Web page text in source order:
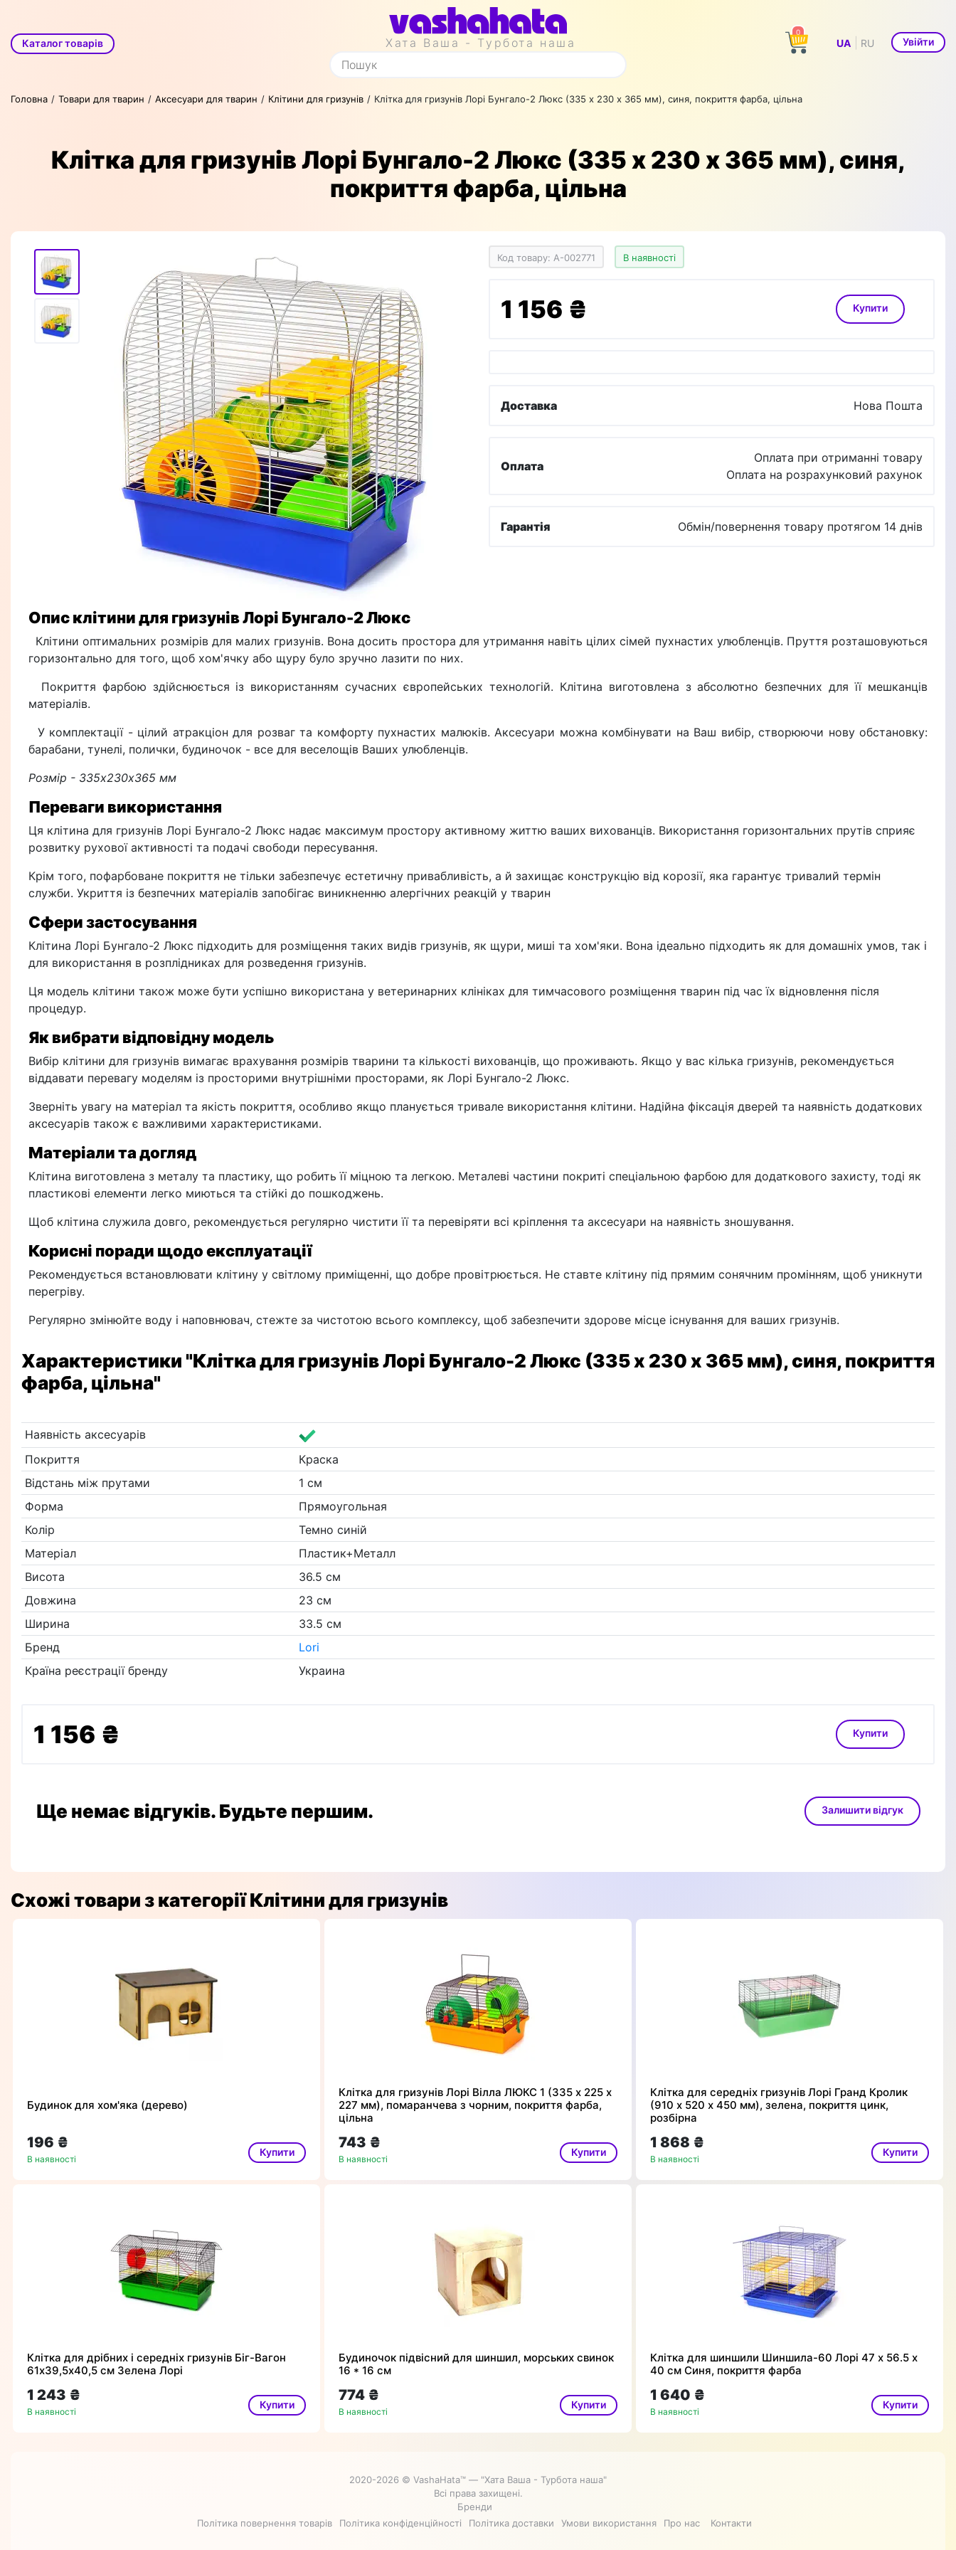
Каталог товарів Хата Ваша - Турбота наша
0
UA RU Увійти
Головна Товари для тварин Аксесуари для тварин Клітини для гризунів Клітка для гризунів Лорі Бунгало-2 Люкс (335 х 230 х 365 мм), синя, покриття фарба, цільна
Клітка для гризунів Лорі Бунгало-2 Люкс (335 х 230 х 365 мм), синя,
покриття фарба, цільна
Код товару: A-002771 В наявності
1 156 ₴ Купити
Доставка Нова Пошта
Оплата
Оплата при отриманні товару
Оплата на розрахунковий рахунок
Гарантія Обмін/повернення товару протягом 14 днів
Опис клітини для гризунів Лорі Бунгало-2 Люкс
Клітини оптимальних розмірів для малих гризунів. Вона досить простора для утримання навіть цілих сімей пухнастих улюбленців. Пруття розташовуються
горизонтально для того, щоб хом'ячку або щуру було зручно лазити по них.
Покриття фарбою здійснюється із використанням сучасних європейських технологій. Клітина виготовлена з абсолютно безпечних для її мешканців
матеріалів.
У комплектації - цілий атракціон для розваг та комфорту пухнастих малюків. Аксесуари можна комбінувати на Ваш вибір, створюючи нову обстановку:
барабани, тунелі, полички, будиночок - все для веселощів Ваших улюбленців.
Розмір - 335х230х365 мм
Переваги використання
Ця клітина для гризунів Лорі Бунгало-2 Люкс надає максимум простору активному життю ваших вихованців. Використання горизонтальних прутів сприяє
розвитку рухової активності та подачі свободи пересування.
Крім того, пофарбоване покриття не тільки забезпечує естетичну привабливість, а й захищає конструкцію від корозії, яка гарантує тривалий термін
служби. Укриття із безпечних матеріалів запобігає виникненню алергічних реакцій у тварин
Сфери застосування
Клітина Лорі Бунгало-2 Люкс підходить для розміщення таких видів гризунів, як щури, миші та хом'яки. Вона ідеально підходить як для домашніх умов, так і
для використання в розплідниках для розведення гризунів.
Ця модель клітини також може бути успішно використана у ветеринарних клініках для тимчасового розміщення тварин під час їх відновлення після
процедур.
Як вибрати відповідну модель
Вибір клітини для гризунів вимагає врахування розмірів тварини та кількості вихованців, що проживають. Якщо у вас кілька гризунів, рекомендується
віддавати перевагу моделям із просторими внутрішніми просторами, як Лорі Бунгало-2 Люкс.
Зверніть увагу на матеріал та якість покриття, особливо якщо планується тривале використання клітини. Надійна фіксація дверей та наявність додаткових
аксесуарів також є важливими характеристиками.
Матеріали та догляд
Клітина виготовлена з металу та пластику, що робить її міцною та легкою. Металеві частини покриті спеціальною фарбою для додаткового захисту, тоді як
пластикові елементи легко миються та стійкі до пошкоджень.
Щоб клітина служила довго, рекомендується регулярно чистити її та перевіряти всі кріплення та аксесуари на наявність зношування.
Корисні поради щодо експлуатації
Рекомендується встановлювати клітину у світлому приміщенні, що добре провітрюється. Не ставте клітину під прямим сонячним промінням, щоб уникнути
перегріву.
Регулярно змінюйте воду і наповнювач, стежте за чистотою всього комплексу, щоб забезпечити здорове місце існування для ваших гризунів.
Характеристики "Клітка для гризунів Лорі Бунгало-2 Люкс (335 х 230 х 365 мм), синя, покриття
фарба, цільна"
Наявність аксесуарів
Покриття
Краска
Відстань між прутами
1 см
Форма
Прямоугольная
Колір
Темно синій
Матеріал
Пластик+Металл
Висота
36.5 см
Довжина
23 см
Ширина
33.5 см
Бренд
Lori
Країна реєстрації бренду
Украина
1 156 ₴ Купити
Ще немає відгуків. Будьте першим. Залишити відгук
Схожі товари з категорії Клітини для гризунів
Будинок для хом'яка (дерево)
196 ₴
В наявності
Купити
Клітка для гризунів Лорі Вілла ЛЮКС 1 (335 х 225 х
227 мм), помаранчева з чорним, покриття фарба,
цільна
743 ₴
В наявності
Купити
Клітка для середніх гризунів Лорі Гранд Кролик
(910 х 520 х 450 мм), зелена, покриття цинк,
розбірна
1 868 ₴
В наявності
Купити
Клітка для дрібних і середніх гризунів Біг-Вагон
61х39,5х40,5 см Зелена Лорі
1 243 ₴
В наявності
Купити
Будиночок підвісний для шиншил, морських свинок
16 * 16 см
774 ₴
В наявності
Купити
Клітка для шиншили Шиншила-60 Лорі 47 х 56.5 х
40 см Синя, покриття фарба
1 640 ₴
В наявності
Купити
2020-2026 © VashaHata™ — "Хата Ваша - Турбота наша"
Всі права захищені.
Бренди
Політика повернення товарів
Політика конфіденційності Політика доставки Умови використання Про нас Контакти